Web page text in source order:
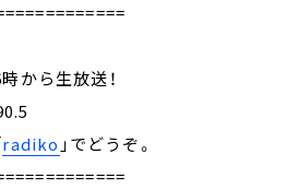
から生放送！
radiko 」でどうぞ。